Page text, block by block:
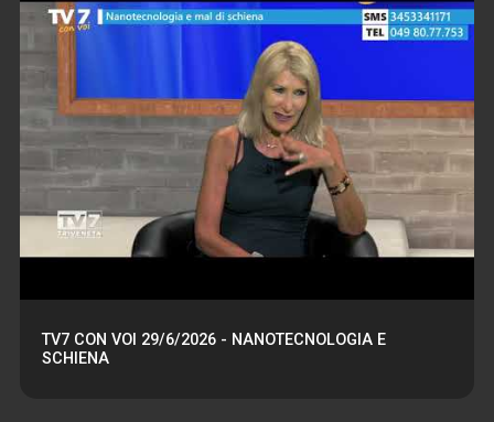
TV7 CON VOI 29/6/2026 - NANOTECNOLOGIA E
SCHIENA